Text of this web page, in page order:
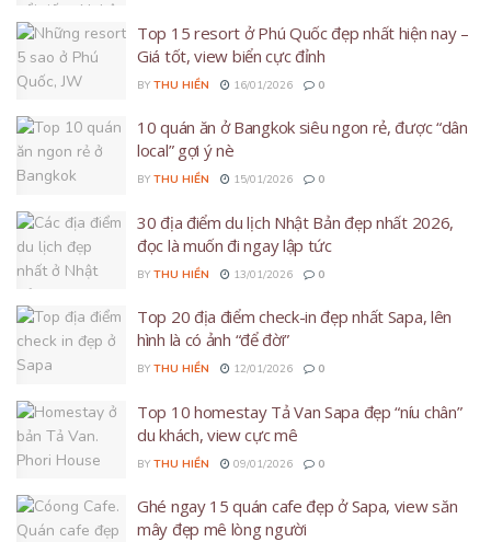
Top 15 resort ở Phú Quốc đẹp nhất hiện nay –
Giá tốt, view biển cực đỉnh
BY THU HIỀN 16/01/2026 0
10 quán ăn ở Bangkok siêu ngon rẻ, được “dân
local” gợi ý nè
BY THU HIỀN 15/01/2026 0
30 địa điểm du lịch Nhật Bản đẹp nhất 2026,
đọc là muốn đi ngay lập tức
BY THU HIỀN 13/01/2026 0
Top 20 địa điểm check-in đẹp nhất Sapa, lên
hình là có ảnh “để đời”
BY THU HIỀN 12/01/2026 0
Top 10 homestay Tả Van Sapa đẹp “níu chân”
du khách, view cực mê
BY THU HIỀN 09/01/2026 0
Ghé ngay 15 quán cafe đẹp ở Sapa, view săn
mây đẹp mê lòng người